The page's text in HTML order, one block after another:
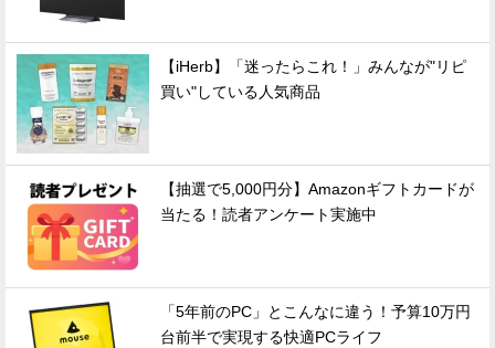
【iHerb】「迷ったらこれ！」みんなが"リピ
買い"している人気商品
【抽選で5,000円分】Amazonギフトカードが
当たる！読者アンケート実施中
「5年前のPC」とこんなに違う！予算10万円
台前半で実現する快適PCライフ